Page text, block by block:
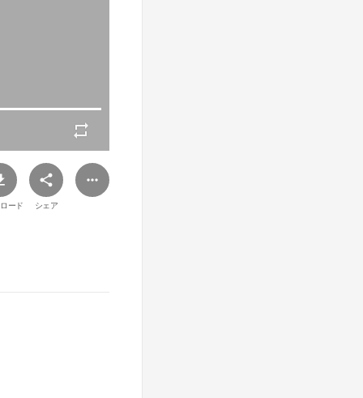
ード シェア